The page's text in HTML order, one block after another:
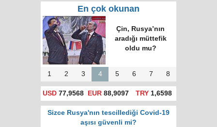
En çok okunan
Çin, Rusya’nın
aradığı müttefik
oldu mu?
1 2 3 4 5 6 7 8
USD 77,9568 EUR 88,9097 TRY1,6598
Sizce Rusya'nın tescillediği Covid-19
aşısı güvenli mi?